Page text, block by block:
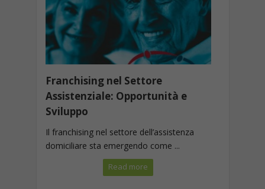
Franchising nel Settore
Assistenziale: Opportunità e
Sviluppo
Il franchising nel settore dell’assistenza
domiciliare sta emergendo come ...
Read more